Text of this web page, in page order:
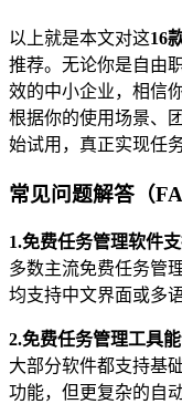
以上就是本文对这16
推荐。无论你是自由
效的中小企业，相信
根据你的使用场景、
始试用，真正实现任
常见问题解答（
1.免费任务管理软件支
多数主流免费任务管
均支持中文界面或多
2.免费任务管理工具
大部分软件都支持基
功能，但更复杂的自